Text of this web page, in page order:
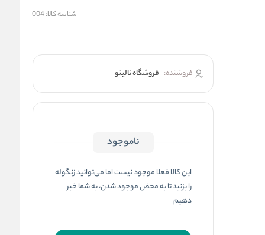
شناسه کالا:004
فروشنده: فروشگاه نالینو
ناموجود
این کالا فعلا موجود نیست اما می‌توانید زنگوله
را بزنید تا به محض موجود شدن، به شما خبر
دهیم